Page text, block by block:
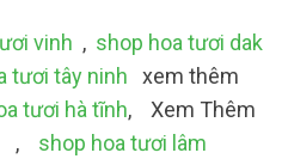
vinh , shop hoa tươi dak
tươi tây ninh xem thêm
tươi hà tĩnh, Xem Thêm
,
shop hoa tươi lâm